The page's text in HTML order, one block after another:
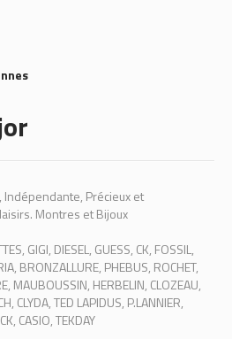
Précieux et
Montres et Bijoux
GIGI, DIESEL, GUESS, CK, FOSSIL,
BRONZALLURE, PHEBUS, ROCHET,
MAUBOUSSIN, HERBELIN, CLOZEAU,
CLYDA, TED LAPIDUS, P.LANNIER,
CASIO, TEKDAY